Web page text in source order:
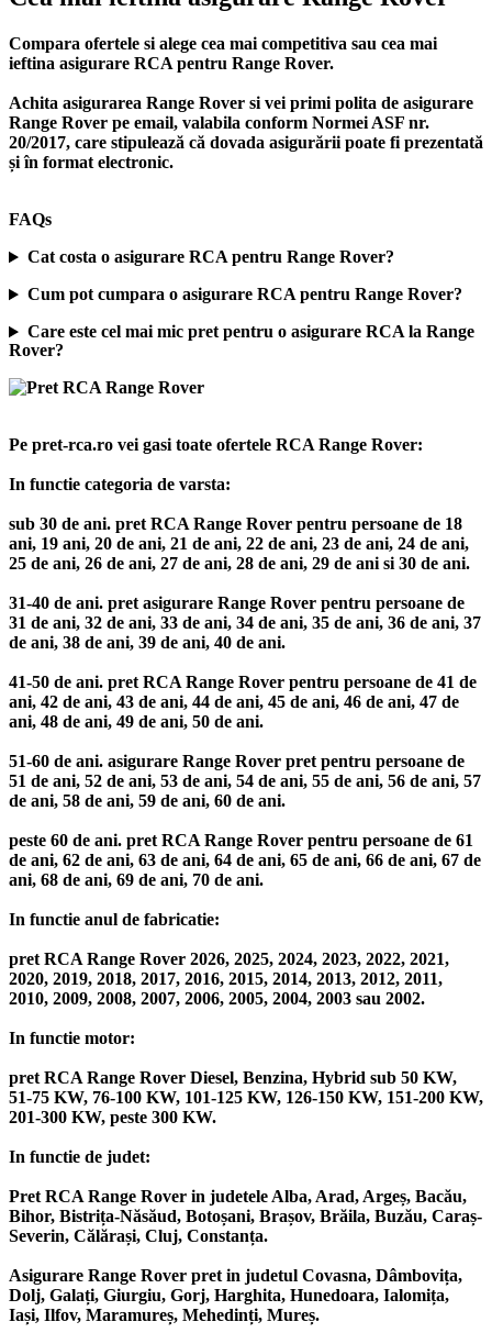
Compara ofertele si alege cea mai competitiva sau cea mai
ieftina asigurare RCA pentru Range Rover.
Achita asigurarea Range Rover si vei primi polita de asigurare
Range Rover pe email, valabila conform Normei ASF nr.
20/2017, care stipulează că dovada asigurării poate fi prezentată
și în format electronic.
FAQs
Cat costa o asigurare RCA pentru Range Rover?
Cum pot cumpara o asigurare RCA pentru Range Rover?
Care este cel mai mic pret pentru o asigurare RCA la Range
Rover?
Pe pret-rca.ro vei gasi toate ofertele RCA Range Rover:
In functie categoria de varsta:
sub 30 de ani. pret RCA Range Rover pentru persoane de 18
ani, 19 ani, 20 de ani, 21 de ani, 22 de ani, 23 de ani, 24 de ani,
25 de ani, 26 de ani, 27 de ani, 28 de ani, 29 de ani si 30 de ani.
31-40 de ani. pret asigurare Range Rover pentru persoane de
31 de ani, 32 de ani, 33 de ani, 34 de ani, 35 de ani, 36 de ani, 37
de ani, 38 de ani, 39 de ani, 40 de ani.
41-50 de ani. pret RCA Range Rover pentru persoane de 41 de
ani, 42 de ani, 43 de ani, 44 de ani, 45 de ani, 46 de ani, 47 de
ani, 48 de ani, 49 de ani, 50 de ani.
51-60 de ani. asigurare Range Rover pret pentru persoane de
51 de ani, 52 de ani, 53 de ani, 54 de ani, 55 de ani, 56 de ani, 57
de ani, 58 de ani, 59 de ani, 60 de ani.
peste 60 de ani. pret RCA Range Rover pentru persoane de 61
de ani, 62 de ani, 63 de ani, 64 de ani, 65 de ani, 66 de ani, 67 de
ani, 68 de ani, 69 de ani, 70 de ani.
In functie anul de fabricatie:
pret RCA Range Rover 2026, 2025, 2024, 2023, 2022, 2021,
2020, 2019, 2018, 2017, 2016, 2015, 2014, 2013, 2012, 2011,
2010, 2009, 2008, 2007, 2006, 2005, 2004, 2003 sau 2002.
In functie motor:
pret RCA Range Rover Diesel, Benzina, Hybrid sub 50 KW,
51-75 KW, 76-100 KW, 101-125 KW, 126-150 KW, 151-200 KW,
201-300 KW, peste 300 KW.
In functie de judet:
Pret RCA Range Rover in judetele Alba, Arad, Argeș, Bacău,
Bihor, Bistrița-Năsăud, Botoșani, Brașov, Brăila, Buzău, Caraș-
Severin, Călărași, Cluj, Constanța.
Asigurare Range Rover pret in judetul Covasna, Dâmbovița,
Dolj, Galați, Giurgiu, Gorj, Harghita, Hunedoara, Ialomița,
Iași, Ilfov, Maramureș, Mehedinți, Mureș.